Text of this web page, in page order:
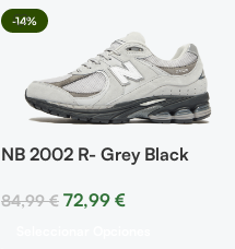
-14%
NB 2002 R- Grey Black
84,99€ 72,99 €